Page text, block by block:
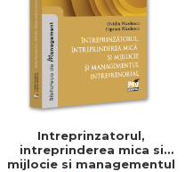
Intreprinzatorul,
intreprinderea mica si
mijlocie si managementul